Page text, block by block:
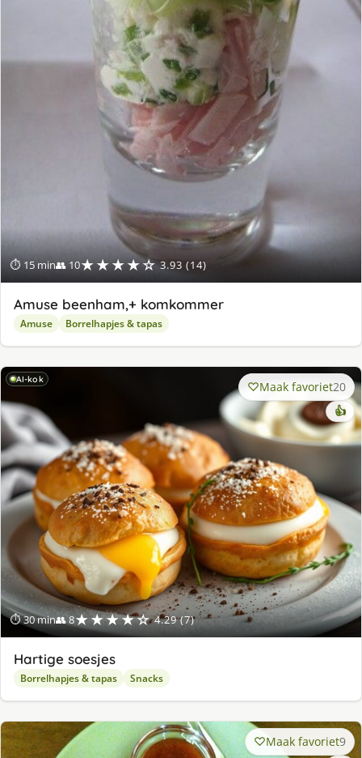
⏱ 15 min👥 10★★★★☆ 3.93 (14)
Amuse beenham,+ komkommer
Amuse Borrelhapjes & tapas
AI-kok
⏱ 30 min👥 8★★★★☆ 4.29 (7)
Maak favoriet20
👍
Hartige soesjes
Borrelhapjes & tapas Snacks
Maak favoriet9